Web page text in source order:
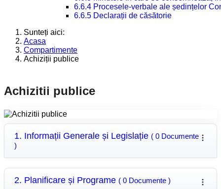
6.6.4 Procesele-verbale ale ședințelor
6.6.5 Declarații de căsătorie
Sunteți aici:
Acasa
Compartimente
Achiziții publice
Achizitii publice
1. Informații Generale și Legislație ( 0 Documente
)
2. Planificare și Programe ( 0 Documente )